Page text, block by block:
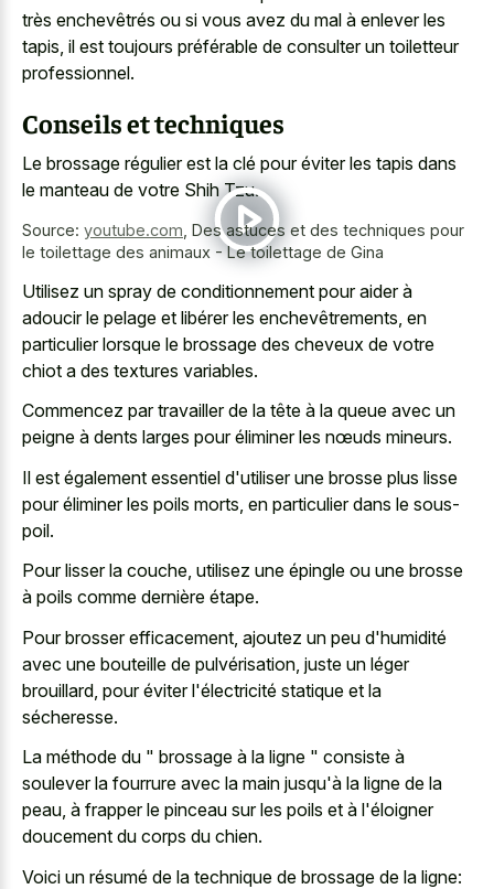
très enchevêtrés ou si vous avez du mal à enlever les
tapis, il est toujours préférable de consulter un toiletteur
professionnel.
Conseils et techniques
Le brossage régulier est la clé pour éviter les tapis dans
le manteau de votre Shih Tzu.
Source: youtube.com Des astuces et des techniques pour
le toilettage des animaux - Le toilettage de Gina
Utilisez un spray de conditionnement pour aider à
adoucir le pelage et libérer les enchevêtrements, en
particulier lorsque le brossage des cheveux de votre
chiot a des textures variables.
Commencez par travailler de la tête à la queue avec un
peigne à dents larges pour éliminer les nœuds mineurs.
Il est également essentiel d'utiliser une brosse plus lisse
pour éliminer les poils morts, en particulier dans le sous-
poil.
Pour lisser la couche, utilisez une épingle ou une brosse
à poils comme dernière étape.
Pour brosser efficacement, ajoutez un peu d'humidité
avec une bouteille de pulvérisation, juste un léger
brouillard, pour éviter l'électricité statique et la
sécheresse.
La méthode du " brossage à la ligne " consiste à
soulever la fourrure avec la main jusqu'à la ligne de la
peau, à frapper le pinceau sur les poils et à l'éloigner
doucement du corps du chien.
Voici un résumé de la technique de brossage de la ligne: